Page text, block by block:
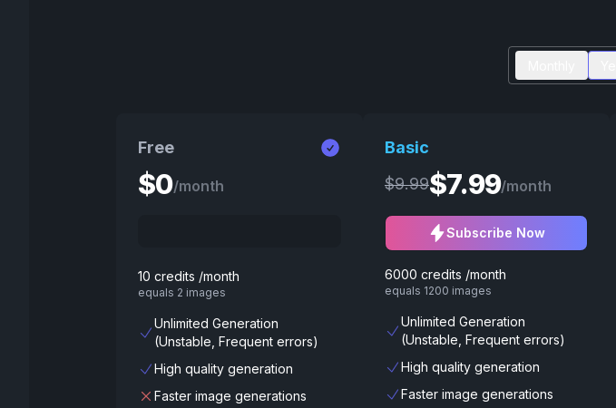
Free
$0/month
10 credits /month
equals 2 images
Unlimited Generation
(Unstable, Frequent errors)
High quality generation
Faster image generations
Basic
$9.99$7.99/month
Subscribe Now
6000 credits /month
equals 1200 images
Unlimited Generation
(Unstable, Frequent errors)
High quality generation
Faster image generations